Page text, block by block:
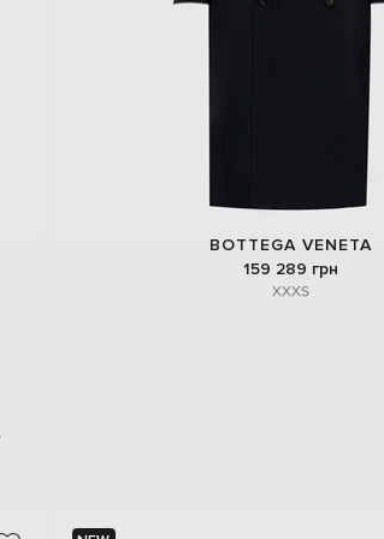
BOTTEGA VENETA
159 289 грн
XXXS